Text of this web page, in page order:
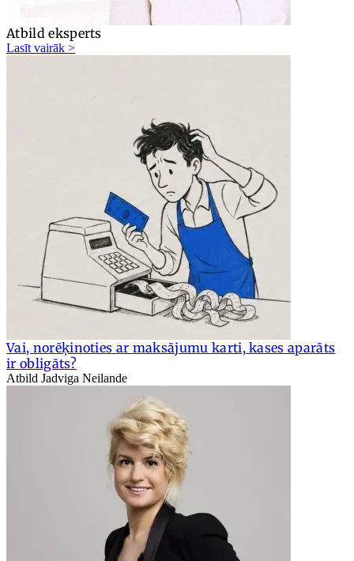
Atbild eksperts
Lasīt vairāk >
Vai, norēķinoties ar maksājumu karti, kases aparāts
ir obligāts?
Atbild Jadviga Neilande